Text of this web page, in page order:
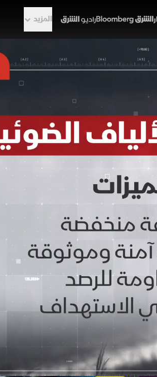
المزيد
إيراني لمهام
لمسيرات الألياف الضوئية التي
ضد التشويش، وتستخدم هذه
تشغيلية مثل محدودية النطاق